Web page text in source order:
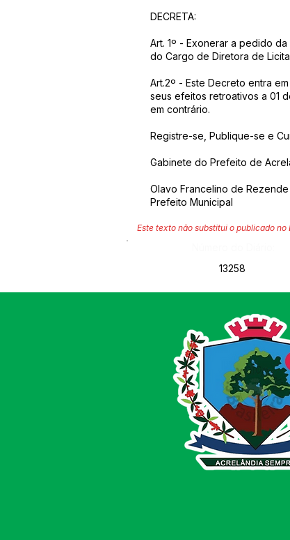
DECRETA:
Art. 1º - Exonerar a pedido da
do Cargo de Diretora de
Art.2º - Este Decreto entra
seus efeitos retroativos a 01
em contrário.
Registre-se, Publique-se e
Gabinete do Prefeito de
Olavo Francelino de Rezende
Prefeito Municipal
Este texto não substitui o publicado
13258